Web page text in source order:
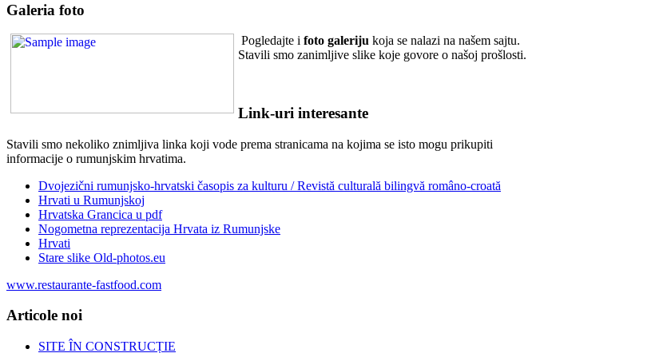
Galeria foto
Pogledajte i foto galeriju koja se nalazi na našem sajtu.
Stavili smo zanimljive slike koje govore o našoj prošlosti.
Link-uri interesante
Stavili smo nekoliko znimljiva linka koji vode prema stranicama na kojima se isto mogu prikupiti
informacije o rumunjskim hrvatima.
Dvojezični rumunjsko-hrvatski časopis za kulturu / Revistă culturală bilingvă româno-croată
Hrvati u Rumunjskoj
Hrvatska Grancica u pdf
Nogometna reprezentacija Hrvata iz Rumunjske
Hrvati
Stare slike Old-photos.eu
www.restaurante-fastfood.com
Articole noi
SITE ÎN CONSTRUCȚIE